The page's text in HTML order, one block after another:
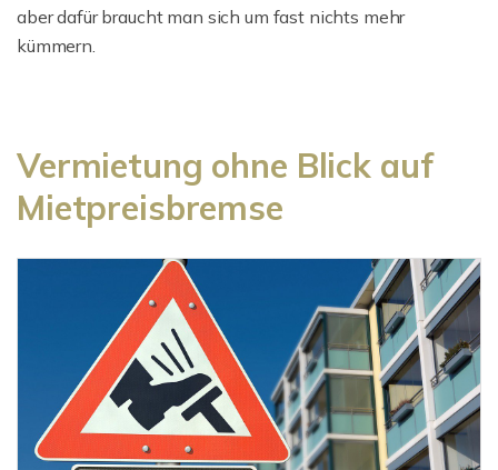
aber dafür braucht man sich um fast nichts mehr
kümmern.
Vermietung ohne Blick auf
Mietpreisbremse